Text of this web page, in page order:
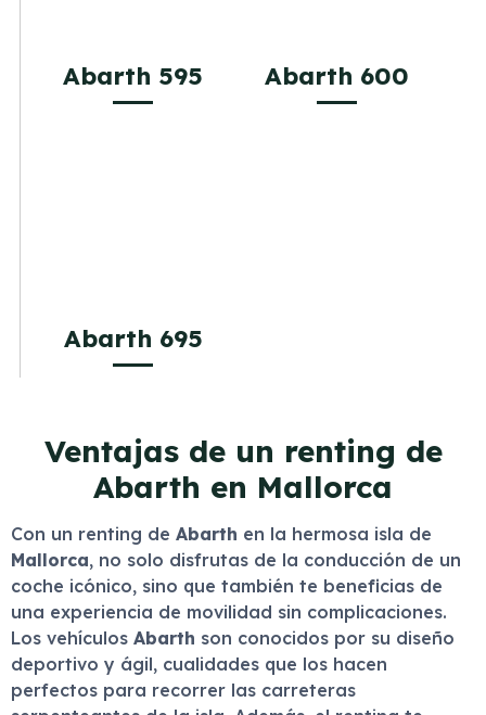
Abarth 595 Abarth 600
Abarth 695
Ventajas de un renting de
Abarth en Mallorca
Con un renting de Abarth en la hermosa isla de
Mallorca, no solo disfrutas de la conducción de un
coche icónico, sino que también te beneficias de
una experiencia de movilidad sin complicaciones.
Los vehículos Abarth son conocidos por su diseño
deportivo y ágil, cualidades que los hacen
perfectos para recorrer las carreteras